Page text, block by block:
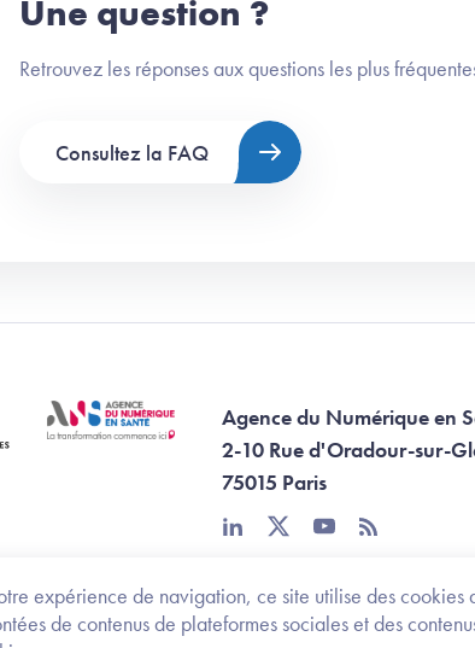
expérience de navigation, ce site utilise des
de contenus de plateformes sociales et des
Une question ?
Retrouvez les réponses aux questions les plus
Consultez la FAQ
Agence du Numérique en
2-10 Rue d'Oradour-sur-
75015 Paris
linkedintwitteryoutube
rss